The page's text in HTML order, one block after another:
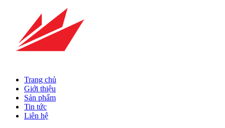
Trang chủ
Giới thiệu
Sản phẩm
Tin tức
Liên hệ